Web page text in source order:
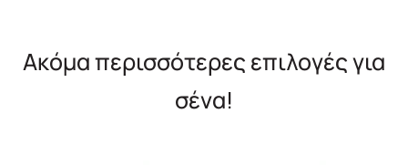
Ακόμα περισσότερες επιλογές για
σένα!